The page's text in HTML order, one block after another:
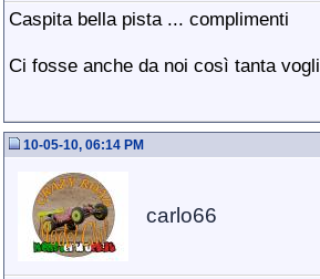
Caspita bella pista ... complimenti
Ci fosse anche da noi così tanta
10-05-10, 06:14 PM
carlo66